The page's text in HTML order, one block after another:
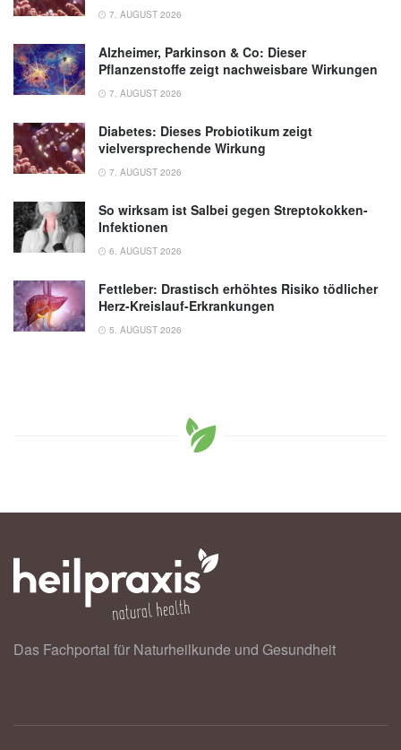
7. AUGUST 2026
Alzheimer, Parkinson & Co: Dieser
Pflanzenstoffe zeigt nachweisbare Wirkungen
7. AUGUST 2026
Diabetes: Dieses Probiotikum zeigt
vielversprechende Wirkung
7. AUGUST 2026
So wirksam ist Salbei gegen Streptokokken-
Infektionen
6. AUGUST 2026
Fettleber: Drastisch erhöhtes Risiko tödlicher
Herz-Kreislauf-Erkrankungen
5. AUGUST 2026
Das Fachportal für Naturheilkunde und Gesundheit